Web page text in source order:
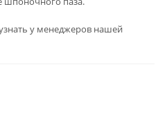
у менеджеров нашей